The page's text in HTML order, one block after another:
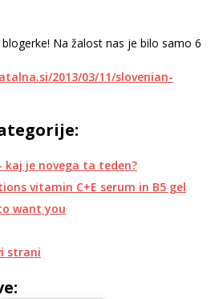
Na žalost nas je bilo samo 6
2013/03/11/slovenian-
kaj je novega ta teden?
vitamin C+E serum in B5 gel
want you
strani